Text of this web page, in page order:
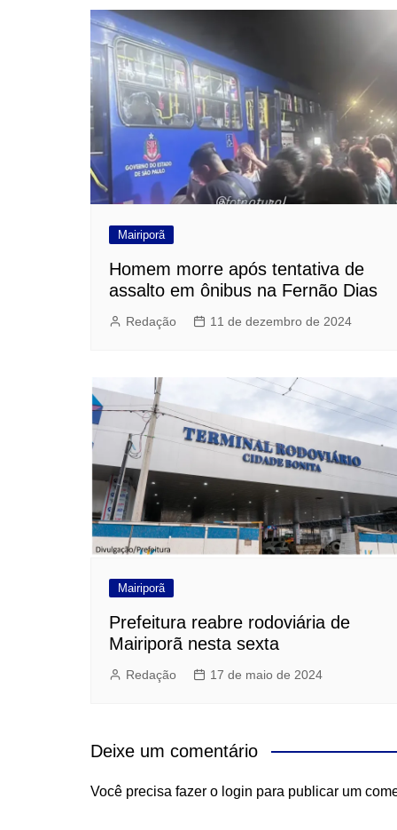
Mairiporã
Homem morre após tentativa de
assalto em ônibus na Fernão Dias
Redação 11 de dezembro de 2024
Mairiporã
Prefeitura reabre rodoviária de
Mairiporã nesta sexta
Redação 17 de maio de 2024
Deixe um comentário
Você precisa fazer o login para publicar um